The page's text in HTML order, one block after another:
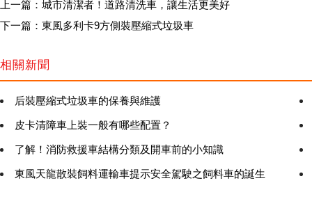
上一篇：城市清潔者！道路清洗車，讓生活更美好
下一篇：東風多利卡9方側裝壓縮式垃圾車
相關新聞
后裝壓縮式垃圾車的保養與維護
皮卡清障車上裝一般有哪些配置？
了解！消防救援車結構分類及開車前的小知識
東風天龍散裝飼料運輸車提示安全駕駛之飼料車的誕生